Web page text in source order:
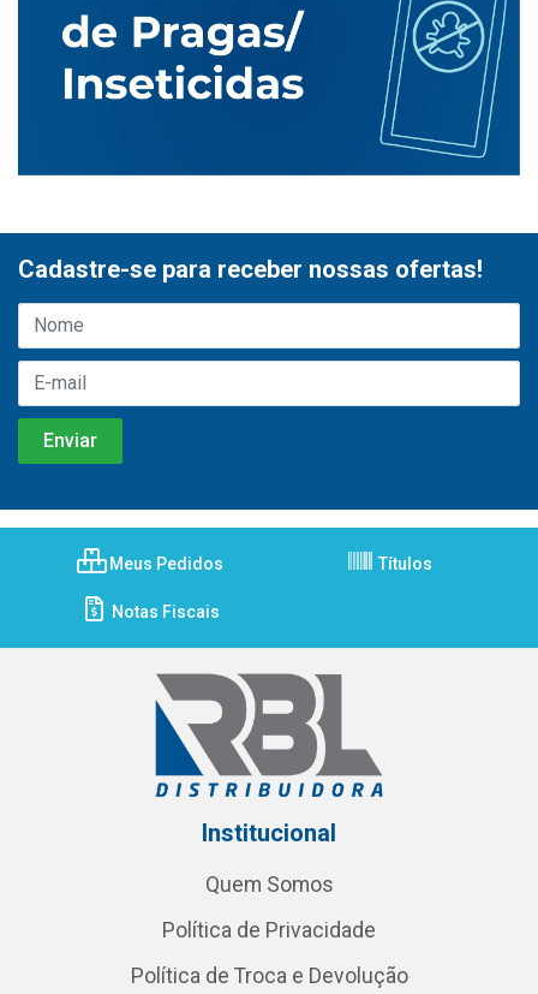
Cadastre-se para receber nossas ofertas!
Meus Pedidos Títulos
Notas Fiscais
Institucional
Quem Somos
Política de Privacidade
Política de Troca e Devolução